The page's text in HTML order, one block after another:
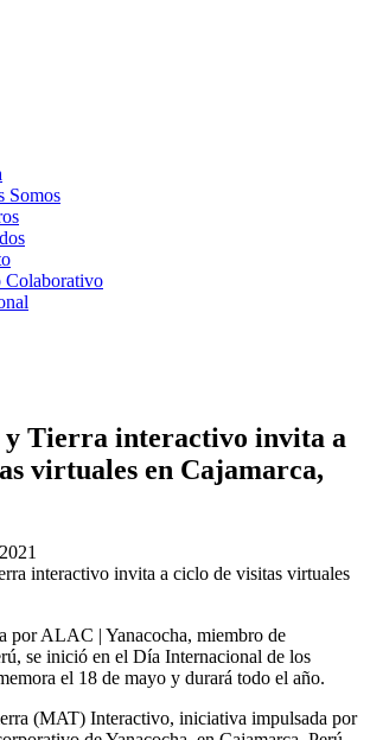
Somos
Colaborativo
y Tierra interactivo invita a
virtuales en Cajamarca,
por ALAC | Yanacocha, miembro de
se inició en el Día Internacional de los
el 18 de mayo y durará todo el año.
(MAT) Interactivo, iniciativa impulsada por